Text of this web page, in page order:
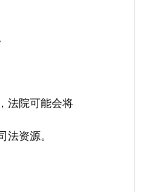
法院可能会将
资源。